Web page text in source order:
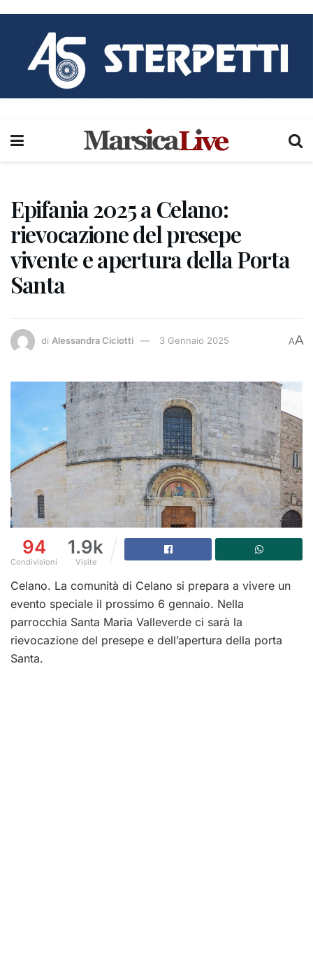
Epifania 2025 a Celano:
rievocazione del presepe
vivente e apertura della Porta
Santa
di Alessandra Ciciotti 3 Gennaio 2025 AA
94
Condivisioni
1.9k
Visite
Celano. La comunità di Celano si prepara a vivere un
evento speciale il prossimo 6 gennaio. Nella
parrocchia Santa Maria Valleverde ci sarà la
rievocazione del presepe e dell’apertura della porta
Santa.